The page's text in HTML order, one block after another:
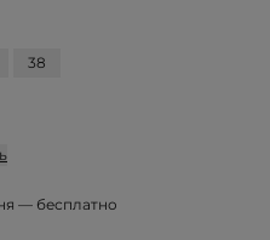
38
— бесплатно